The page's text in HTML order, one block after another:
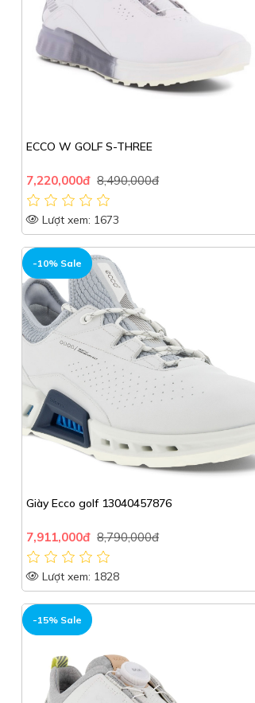
ECCO W GOLF S-THREE
7,220,000đ 8,490,000đ
Lượt xem: 1673
-10% Sale
Giày Ecco golf 13040457876
7,911,000đ 8,790,000đ
Lượt xem: 1828
-15% Sale